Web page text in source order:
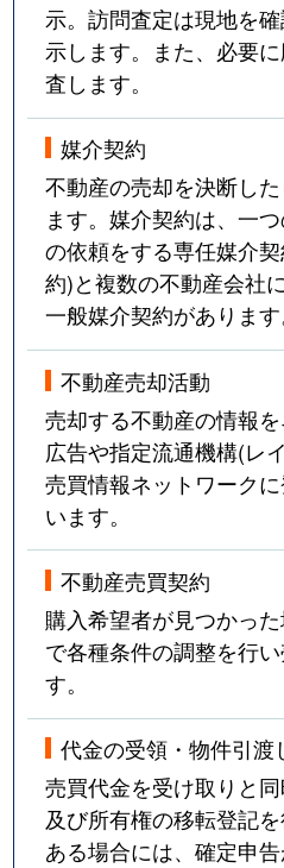
示。訪問査定は現地を
示します。また、必要
査します。
媒介契約
不動産の売却を決断し
ます。媒介契約は、一
の依頼をする専任媒介
約)と複数の不動産会社
一般媒介契約があります
不動産売却活動
売却する不動産の情報
広告や指定流通機構(レ
売買情報ネットワーク
います。
不動産売買契約
購入希望者が見つかっ
で各種条件の調整を行
す。
代金の受領・物件引渡
売買代金を受け取りと
及び所有権の移転登記
ある場合には、確定申告